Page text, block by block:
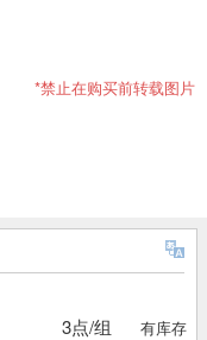
*禁止在购买前转载图片
3点/组 有库存